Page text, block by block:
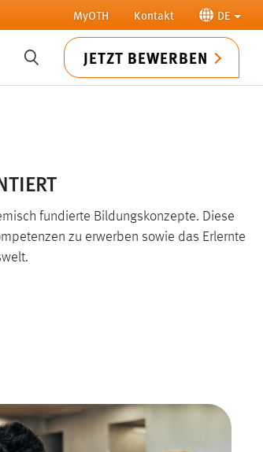
MyOTH Kontakt DE
SUCHE JETZT BEWERBEN
fundierte Bildungskonzepte. Diese
zu erwerben sowie das Erlernte